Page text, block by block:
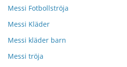
Messi Fotbollströja
Messi Kläder
Messi kläder barn
Messi tröja